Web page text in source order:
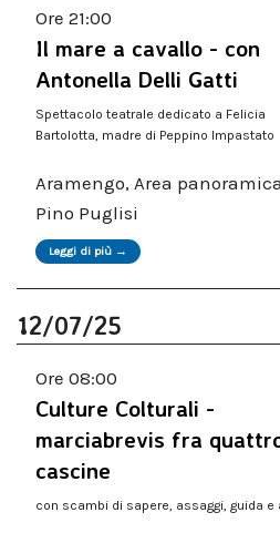
Ore 21:00
Il mare a cavallo - con
Antonella Delli Gatti
Spettacolo teatrale dedicato a Felicia
Bartolotta, madre di Peppino Impastato
Aramengo, Area
Pino Puglisi
Leggi di più →
12/07/25
Ore 08:00
Culture Colturali -
marciabrevis fra
cascine
con scambi di sapere, assaggi, guida e